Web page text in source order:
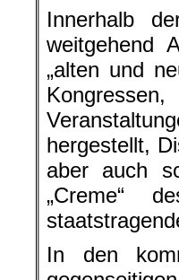
Innerhalb
weitgehend
„alten und
hergestellt,
aber auch
„Creme“
In den